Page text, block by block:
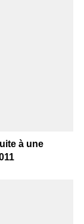
à une